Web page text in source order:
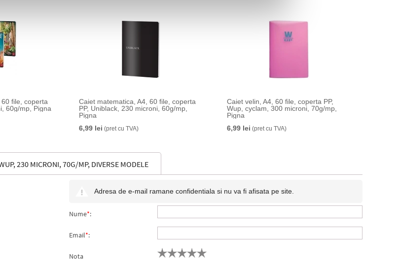
file, coperta
60g/mp, Pigna
Caiet matematica, A4, 60 file, coperta
PP, Uniblack, 230 microni, 60g/mp,
Pigna
6,99 lei (pret cu TVA)
Caiet velin, A4, 60 file, coperta PP,
Wup, cyclam, 300 microni, 70g/mp,
Pigna
6,99 lei (pret cu TVA)
230 MICRONI, 70G/MP, DIVERSE MODELE
Adresa de e-mail ramane confidentiala si nu va fi afisata pe site.
Nume*:
Email*:
Nota